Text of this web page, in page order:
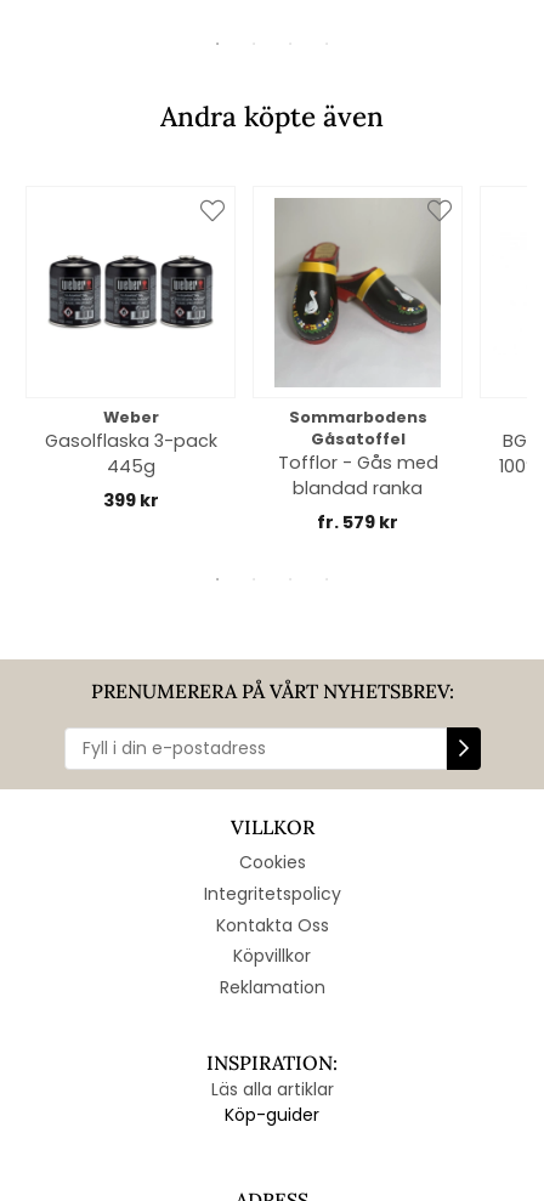
Andra köpte även
Weber
Gasolflaska 3-pack
445g
399 kr
Sommarbodens
Gåsatoffel
Tofflor - Gås med
blandad ranka
fr. 579 kr
PRENUMERERA PÅ VÅRT NYHETSBREV:
VILLKOR
Cookies
Integritetspolicy
Kontakta Oss
Köpvillkor
Reklamation
INSPIRATION:
Läs alla artiklar
Köp-guider